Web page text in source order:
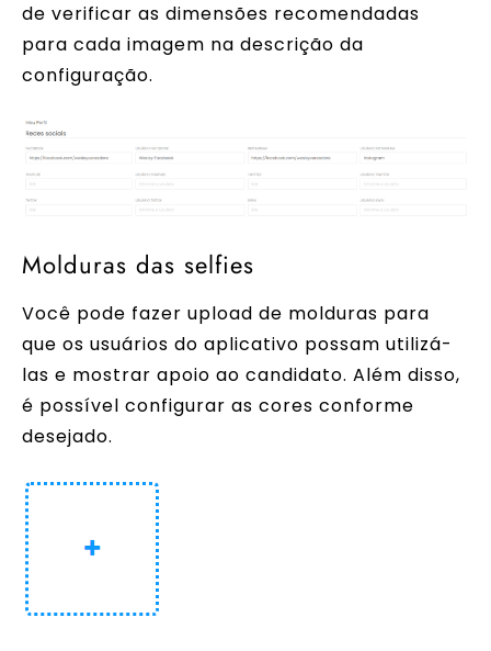
de verificar as dimensões recomendadas
para cada imagem na descrição da
configuração.
Molduras das selfies
Você pode fazer upload de molduras para
que os usuários do aplicativo possam utilizá-
las e mostrar apoio ao candidato. Além disso,
é possível configurar as cores conforme
desejado.